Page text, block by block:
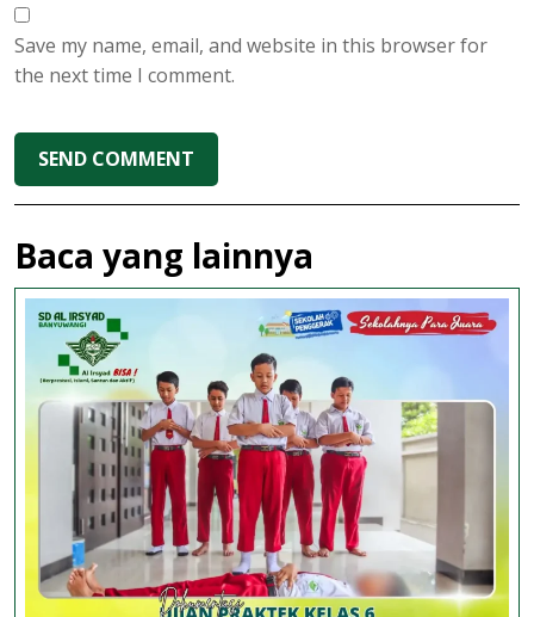
Save my name, email, and website in this browser for
the next time I comment.
Baca yang lainnya